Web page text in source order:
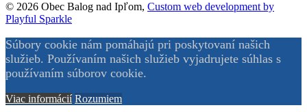
© 2026 Obec Balog nad Ipľom, Custom web development by
Playful Sparkle
Súbory cookie nám pomáhajú pri poskytovaní našich
služieb. Používaním našich služieb vyjadrujete súhlas s
používaním súborov cookie.
Viac informácií Rozumiem